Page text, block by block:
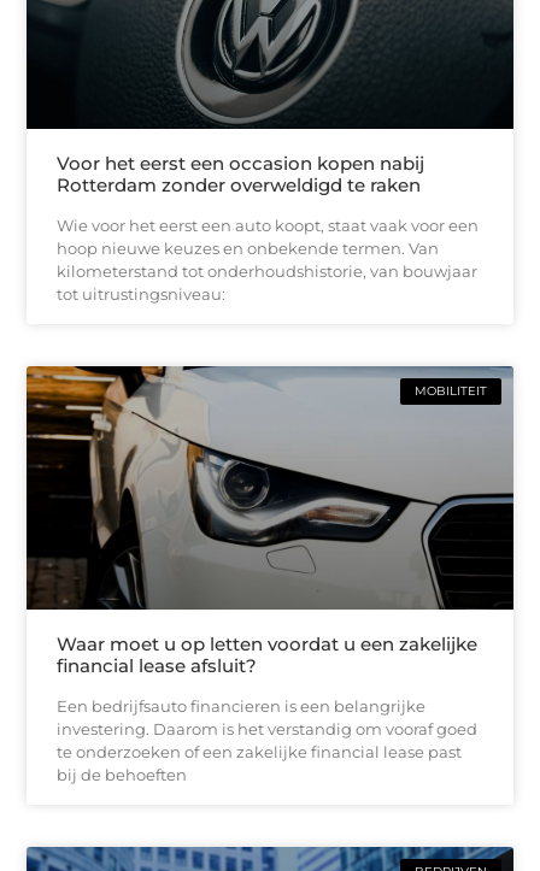
Voor het eerst een occasion kopen nabij
Rotterdam zonder overweldigd te raken
Wie voor het eerst een auto koopt, staat vaak voor een
hoop nieuwe keuzes en onbekende termen. Van
kilometerstand tot onderhoudshistorie, van bouwjaar
tot uitrustingsniveau:
MOBILITEIT
Waar moet u op letten voordat u een zakelijke
financial lease afsluit?
Een bedrijfsauto financieren is een belangrijke
investering. Daarom is het verstandig om vooraf goed
te onderzoeken of een zakelijke financial lease past
bij de behoeften